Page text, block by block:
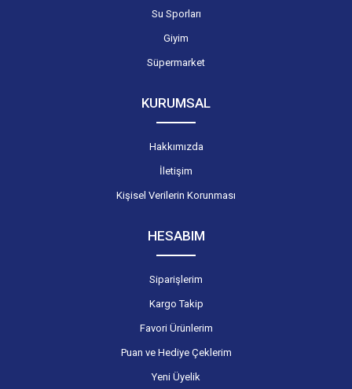
Su Sporları
Giyim
Süpermarket
KURUMSAL
Hakkımızda
İletişim
Kişisel Verilerin Korunması
HESABIM
Siparişlerim
Kargo Takip
Favori Ürünlerim
Puan ve Hediye Çeklerim
Yeni Üyelik